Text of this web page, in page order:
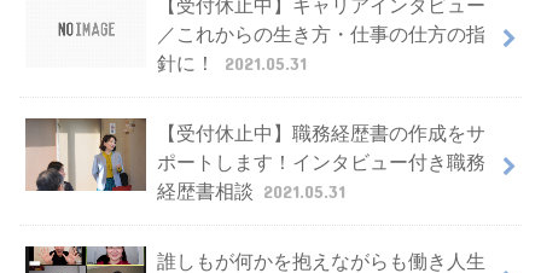
【受付休止中】キャリアインタビュー
／これからの生き方・仕事の仕方の指
針に！
2021.05.31
【受付休止中】職務経歴書の作成をサ
ポートします！インタビュー付き職務
経歴書相談 2021.05.31
誰しもが何かを抱えながらも働き人生